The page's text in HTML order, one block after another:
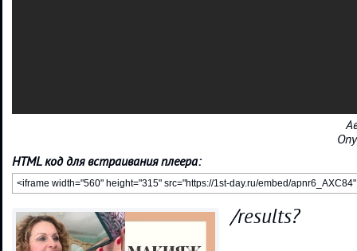
HTML код для встраивания плеера:
/results?